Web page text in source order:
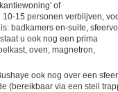
of
15 personen verblijven,
badkamers en-suite,
u ook nog een prima
oven, magnetron,
ook nog over een
(bereikbaar via een steil